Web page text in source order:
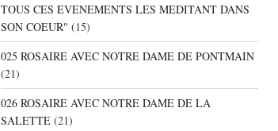
TOUS CES EVENEMENTS LES MEDITANT DANS
SON COEUR" (15)
025 ROSAIRE AVEC NOTRE DAME DE PONTMAIN
(21)
026 ROSAIRE AVEC NOTRE DAME DE LA
SALETTE(21)